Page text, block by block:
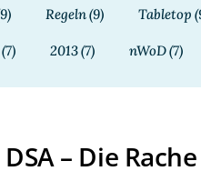
Regeln(9) Tabletop
(7) 2013(7) nWoD(7)
DSA – Die